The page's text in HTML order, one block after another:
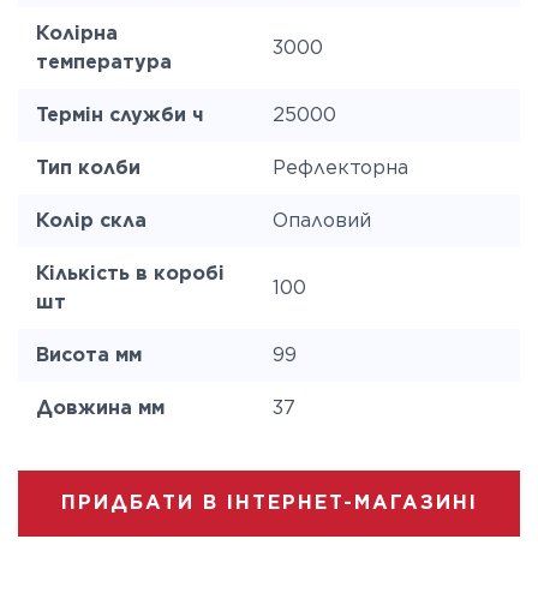
Колірна
температура
3000
Термін служби ч 25000
Тип колби Рефлекторна
Колір скла Опаловий
Кількість в коробі
шт
100
Висота мм 99
Довжина мм 37
ПРИДБАТИ В ІНТЕРНЕТ-МАГАЗИНІ